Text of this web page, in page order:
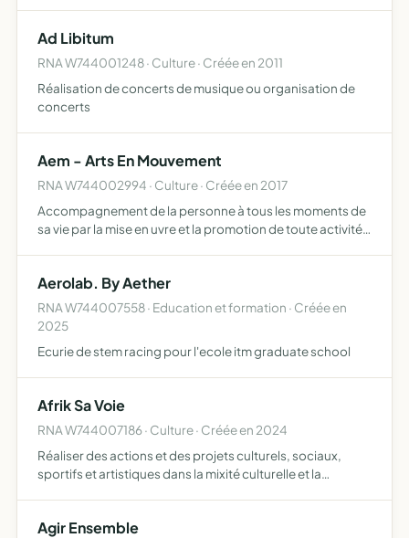
Ad Libitum
RNA W744001248 · Culture · Créée en 2011
Réalisation de concerts de musique ou organisation de
concerts
Aem - Arts En Mouvement
RNA W744002994 · Culture · Créée en 2017
Accompagnement de la personne à tous les moments de
sa vie par la mise en uvre et la promotion de toute activité
Aerolab. By Aether
RNA W744007558 · Education et formation · Créée en
2025
Ecurie de stem racing pour l'ecole itm graduate school
Afrik Sa Voie
RNA W744007186 · Culture · Créée en 2024
Réaliser des actions et des projets culturels, sociaux,
sportifs et artistiques dans la mixité culturelle et la
Agir Ensemble